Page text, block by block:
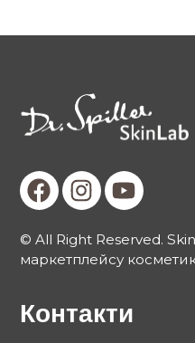
© All Right Reserved.
маркетплейсу
Контакти